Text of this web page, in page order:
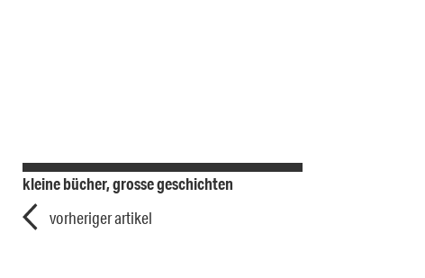
kleine bücher, grosse geschichten
vorheriger artikel